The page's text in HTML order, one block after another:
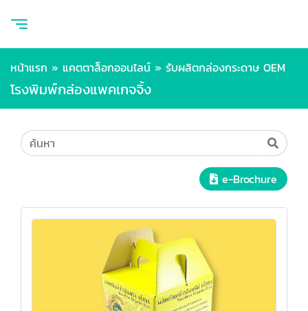
หน้าแรก » แคตตาล็อกออนไลน์ » รับผลิตกล่องกระดาษ OEM
โรงพิมพ์กล่องแพคเกจจิ้ง
e-Brochure